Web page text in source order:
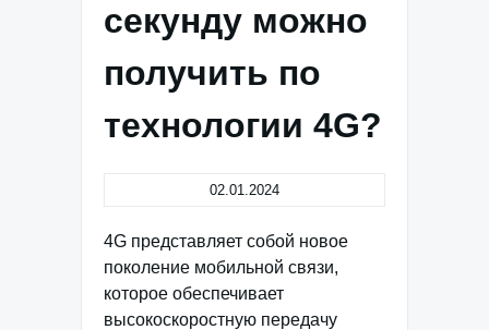
секунду можно
получить по
технологии 4G?
02.01.2024
4G представляет собой новое
поколение мобильной связи,
которое обеспечивает
высокоскоростную передачу